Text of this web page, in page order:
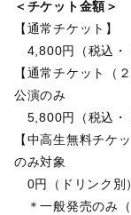
＜チケット金額＞
【通常チケット】
4,800円（税込・
【通常チケット（
公演のみ
5,800円（税込・
【中高生無料チケ
のみ対象
0円（ドリンク別）
＊一般発売のみ（